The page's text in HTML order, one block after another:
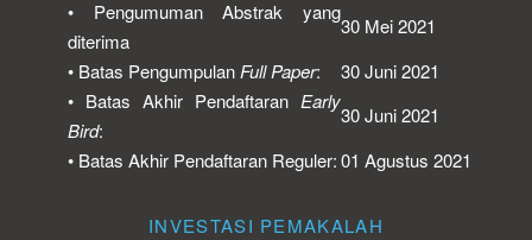
• Pengumuman Abstrak yang
diterima
30 Mei 2021
• Batas PengumpulanFull Paper:
30 Juni 2021
• Batas Akhir Pendaftaran Early
Bird:
30 Juni 2021
• Batas Akhir Pendaftaran Reguler:01 Agustus 2021
INVESTASI PEMAKALAH